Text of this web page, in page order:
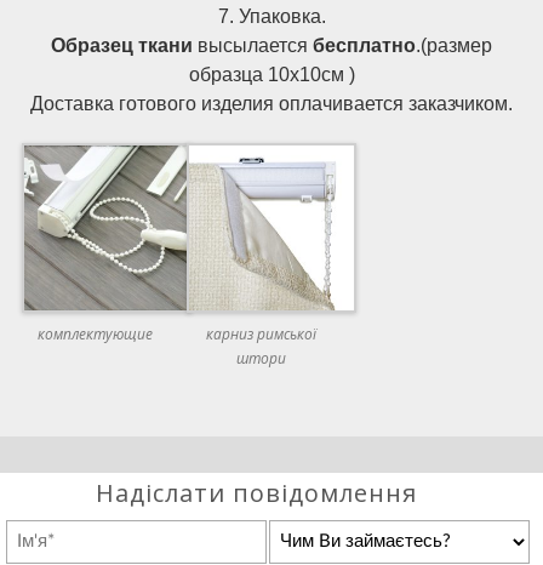
7. Упаковка.
Образец ткани высылается бесплатно.(размер
образца 10х10см )
Доставка готового изделия оплачивается заказчиком.
комплектующие
карниз римської
штори
Надіслати повідомлення